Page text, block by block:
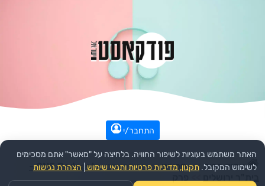
התחבר/י
עמוד הבית >> ספורט >>הפודקאסט:
ONE Podcasts -
האתר משתמש בעוגיות לשיפור החוויה. בלחיצה על "מאשר" אתם מסכימים
לשימוש המקובל. תקנון, מדיניות פרטיות ותנאי שימוש הצהרת נגישות